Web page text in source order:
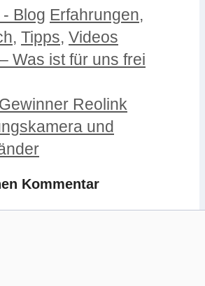
Blog Schlagwörter
Erfahrungen,
, Tipps, Videos
Was ist für uns frei
Reolink
und
Kommentar